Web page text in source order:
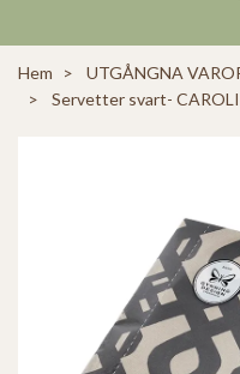
Hem
UTGÅNGNA
Servetter svart-